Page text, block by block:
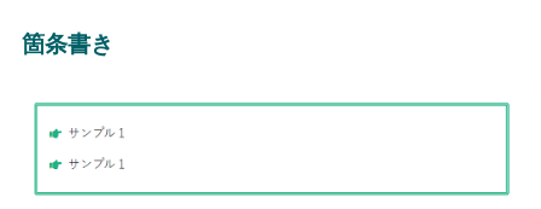
箇条書き